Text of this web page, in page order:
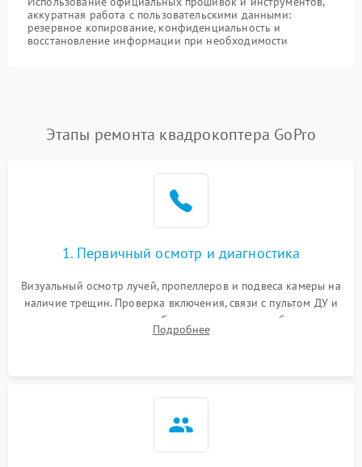
аккуратная работа с пользовательскими данными:
резервное копирование, конфиденциальность и
восстановление информации при необходимости
Этапы ремонта квадрокоптера GoPro
1. Первичный осмотр и диагностика
Визуальный осмотр лучей, пропеллеров и подвеса камеры на
наличие трещин. Проверка включения, связи с пультом ДУ и
передачи видеосигнала. Считывание логов ошибок через
полетное ПО для определения характера неисправности.
Подробнее